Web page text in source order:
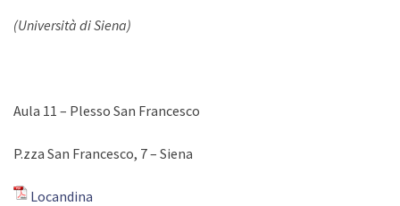
(Università di Siena)
Aula 11 – Plesso San Francesco
P.zza San Francesco, 7 – Siena
Locandina